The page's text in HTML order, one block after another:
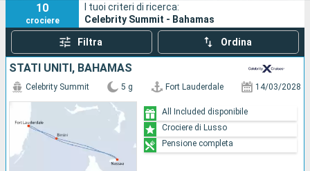
Ricerca
10
crociere
I tuoi criteri di ricerca:
Celebrity Summit - Bahamas
Filtra Ordina
STATI UNITI, BAHAMAS
Celebrity Summit 5 g Fort Lauderdale 14/03/2028
All Included disponibile
Crociere di Lusso
Pensione completa